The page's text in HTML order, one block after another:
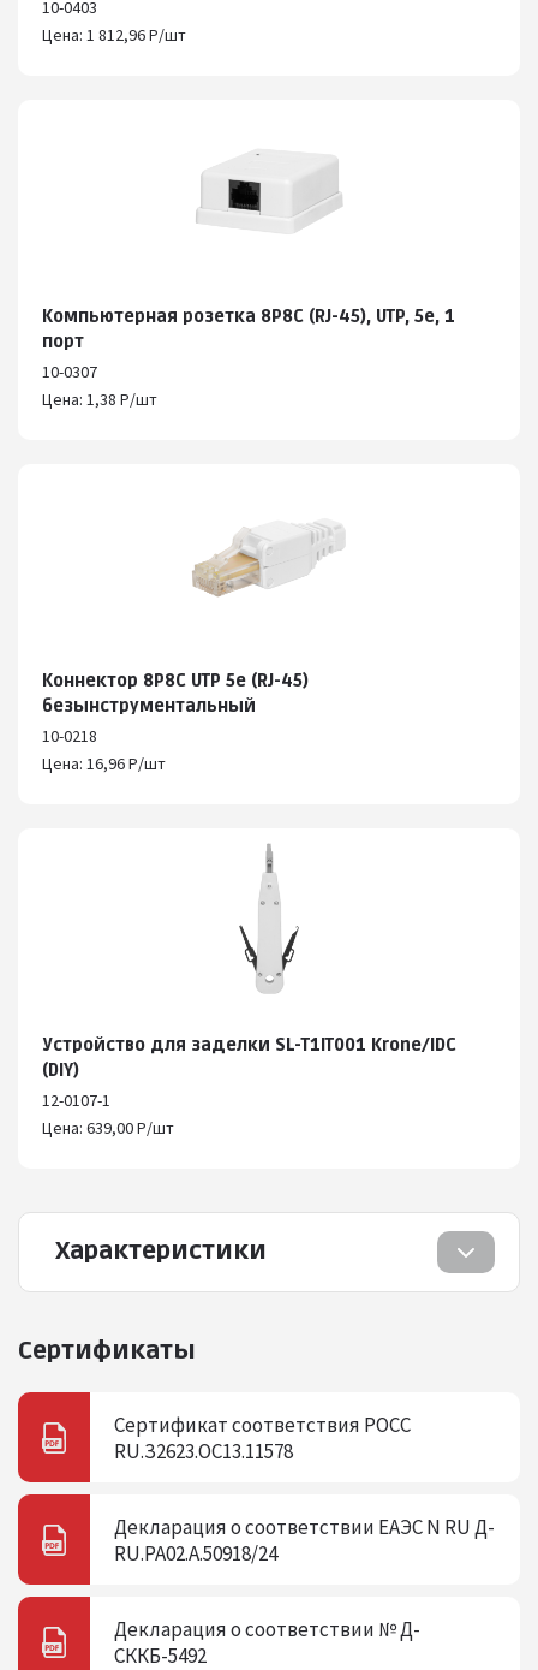
10-0403
Цена: 1 812,96 Р/шт
Компьютерная розетка 8P8C (RJ-45), UTP, 5e, 1
порт
10-0307
Цена: 1,38 Р/шт
Коннектор 8P8C UTP 5e (RJ-45)
безынструментальный
10-0218
Цена: 16,96 Р/шт
Устройство для заделки SL-T1IT001 Krone/IDC
(DIY)
12-0107-1
Цена: 639,00 Р/шт
Характеристики
Сертификаты
Сертификат соответствия РОСС
RU.З2623.ОС13.11578
Декларация о соответствии ЕАЭС N RU Д-
RU.РА02.A.50918/24
Декларация о соответствии № Д-
СККБ-5492